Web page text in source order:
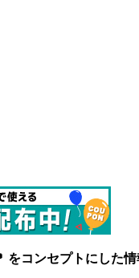
コンセプトにした